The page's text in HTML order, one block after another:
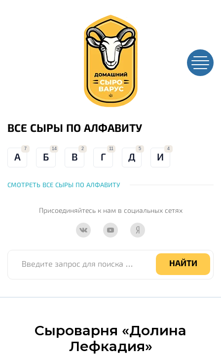
ВСЕ СЫРЫ ПО АЛФАВИТУ
А
7
Б
14
В
2
Г
11
Д
5
И
4
СМОТРЕТЬ ВСЕ СЫРЫ ПО АЛФАВИТУ
Присоединяйтесь к намв социальных сетях
НАЙТИ
Сыроварня «Долина
Лефкадия»